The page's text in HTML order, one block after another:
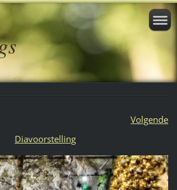
Volgende
Diavoorstelling